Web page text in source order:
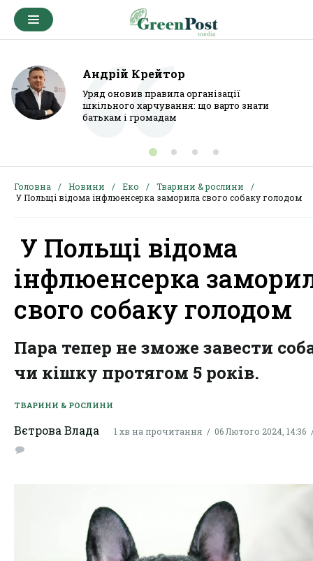
Андрій Крейтор
Уряд оновив правила організації
шкільного харчування: що варто знати
батькам і громадам
Головна Новини Еко
Тварини & рослини
У Польщі відома інфлюенсерка заморила свого собаку голодом
У Польщі відома
інфлюенсерка
свого собаку голодом
Пара тепер не зможе завести
чи кішку протягом 5 років.
ТВАРИНИ & РОСЛИНИ
Вєтрова Влада 1 хв на прочитання 06 Лютого 2024, 14:36